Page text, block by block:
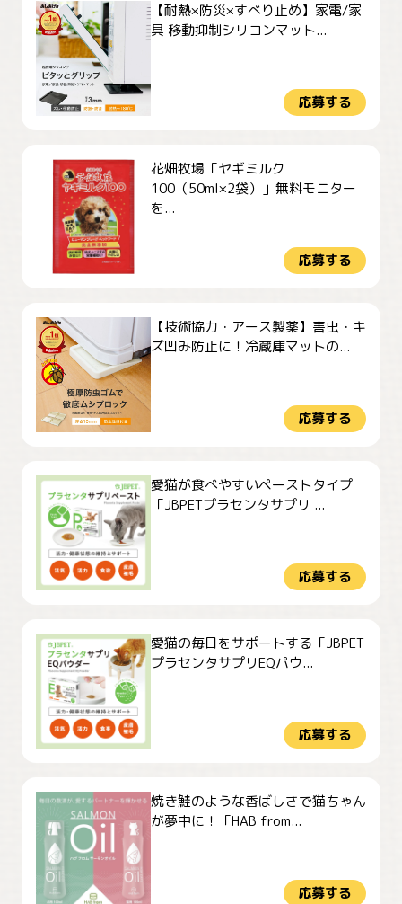
【耐熱×防災×すべり止め】家電/家
具 移動抑制シリコンマット...
応募する
花畑牧場「ヤギミルク
100（50ml×2袋）」無料モニター
を...
応募する
【技術協力・アース製薬】害虫・キ
ズ凹み防止に！冷蔵庫マットの...
応募する
愛猫が食べやすいペーストタイプ
「JBPETプラセンタサプリ ...
応募する
愛猫の毎日をサポートする「JBPET
プラセンタサプリEQパウ...
応募する
焼き鮭のような香ばしさで猫ちゃん
が夢中に！「HAB from...
応募する